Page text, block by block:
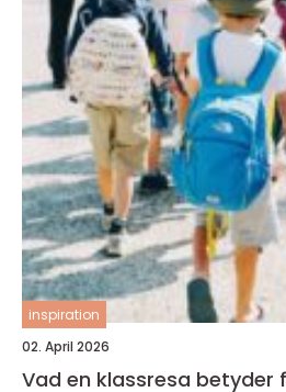
inspiration
02. April 2026
Vad en klassresa betyder